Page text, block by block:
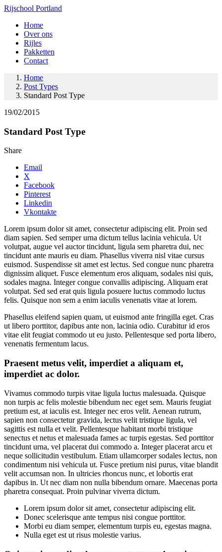
Rijschool Portland
Home
Over ons
Rijles
Pakketten
Contact
Home
Post Types
Standard Post Type
19/02/2015
Standard Post Type
Share
Email
X
Facebook
Pinterest
Linkedin
Vkontakte
Lorem ipsum dolor sit amet, consectetur adipiscing elit. Proin sed
diam sapien. Sed semper urna dictum tellus lacinia vehicula. Ut
volutpat, augue vel auctor tincidunt, ligula sem pharetra dui, nec
tincidunt ante mauris eu diam. Phasellus viverra nisl vitae cursus
euismod. Suspendisse sit amet est lectus. Sed congue nunc pharetra
dignissim aliquet. Fusce elementum eros aliquam, sodales nisi quis,
sodales magna. Integer congue convallis adipiscing. Aliquam erat
volutpat. Sed sed erat quis ligula posuere luctus commodo luctus
felis. Quisque non sem a enim iaculis venenatis vitae at lorem.
Phasellus eleifend sapien quam, ut euismod ante fringilla eget. Cras
ut libero porttitor, dapibus ante non, lacinia odio. Curabitur id eros
vitae elit feugiat commodo ut eu justo. Pellentesque sed porta libero,
venenatis fermentum lacus.
Praesent metus velit, imperdiet a aliquam et,
imperdiet ac dolor.
Vivamus commodo turpis vitae ligula luctus malesuada. Quisque
non turpis ac felis molestie bibendum nec eget sem. Mauris feugiat
pretium est, at iaculis est. Integer nec eros velit. Aenean rutrum,
sapien non consectetur gravida, lectus velit tristique ligula, vel
sagittis est nulla et velit. Pellentesque habitant morbi tristique
senectus et netus et malesuada fames ac turpis egestas. Sed porttitor
tincidunt urna, vel placerat dui commodo a. Integer placerat arcu et
neque sollicitudin vestibulum. Etiam ullamcorper sodales lectus, non
condimentum nisi vehicula ut. Fusce pretium nisi purus, vitae blandit
velit accumsan non. In ultricies rhoncus nunc, et lobortis erat
dapibus in. Ut nec diam non nulla bibendum ornare. Maecenas porta
pharetra consequat. Proin pulvinar viverra dictum.
Lorem ipsum dolor sit amet, consectetur adipiscing elit.
Donec scelerisque ante tempus nisi congue porttitor.
Morbi eu diam semper, elementum turpis eu, egestas magna.
Nulla eget est ut risus molestie varius.